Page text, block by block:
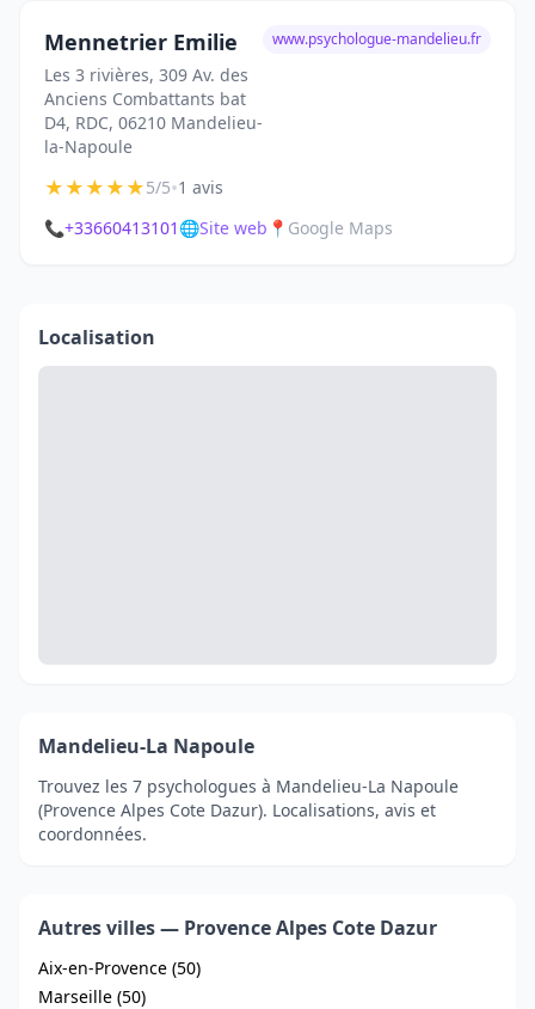
Mennetrier Emilie
Les 3 rivières, 309 Av. des
Anciens Combattants bat
D4, RDC, 06210 Mandelieu-
la-Napoule
www.psychologue-mandelieu.fr
★★★★★5/5•1 avis
📞+33660413101 🌐Site web 📍 Google Maps
Localisation
Mandelieu-La Napoule
Trouvez les 7 psychologues à Mandelieu-La Napoule
(Provence Alpes Cote Dazur). Localisations, avis et
coordonnées.
Autres villes — Provence Alpes Cote Dazur
Aix-en-Provence (50)
Marseille (50)